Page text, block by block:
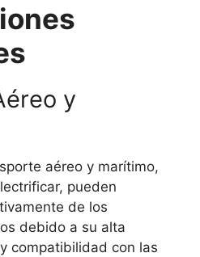
y
aéreo y marítimo,
pueden
de los
debido a su alta
compatibilidad con las